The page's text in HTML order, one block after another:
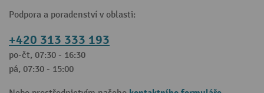
Podpora a poradenství v oblasti:
+420 313 333 193
po-čt, 07:30 - 16:30
pá, 07:30 - 15:00